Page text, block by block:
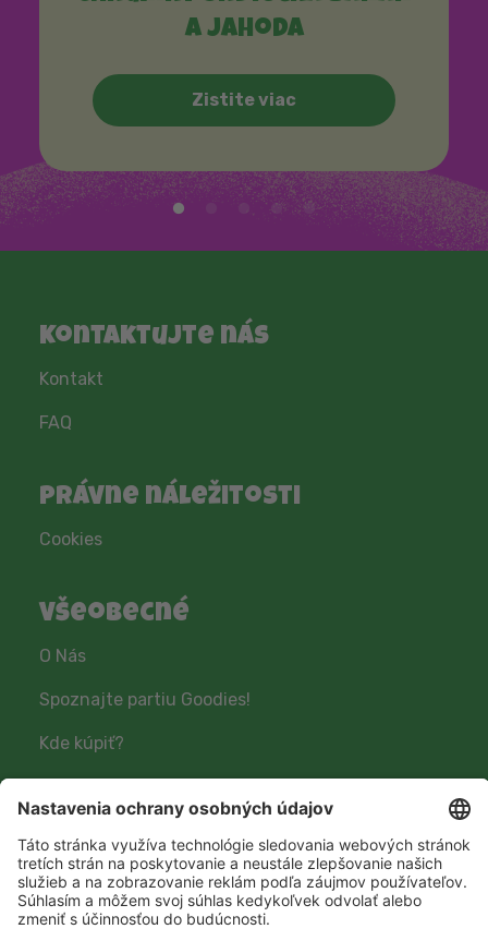
a jahoda
Zistite viac
Kontaktujte nás
Kontakt
FAQ
Právne náležitosti
Cookies
Všeobecné
O Nás
Spoznajte partiu Goodies!
Kde kúpiť?
Sledujte nás